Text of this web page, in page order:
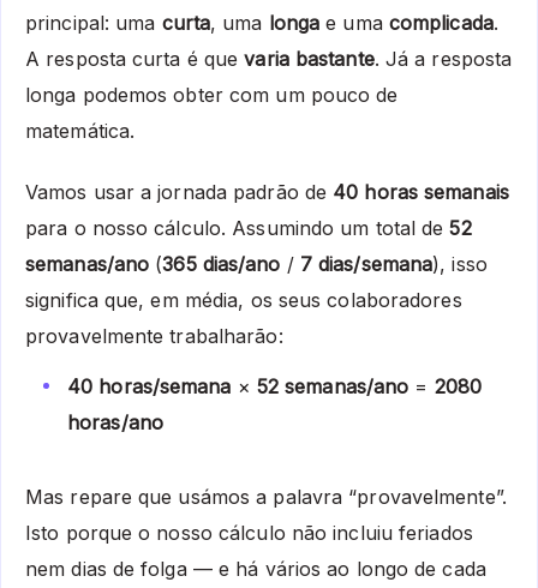
principal: uma curta, uma longa e uma complicada.
A resposta curta é quevaria bastante. Já a resposta
longa podemos obter com um pouco de
matemática.
Vamos usar a jornada padrão de 40 horas semanais
para o nosso cálculo. Assumindo um total de52
semanas/ano (365 dias/ano / 7 dias/semana), isso
significa que, em média, os seus colaboradores
provavelmente trabalharão:
40 horas/semana × 52 semanas/ano = 2080
horas/ano
Mas repare que usámos a palavra “provavelmente”.
Isto porque o nosso cálculo não incluiu feriados
nem dias de folga — e há vários ao longo de cada